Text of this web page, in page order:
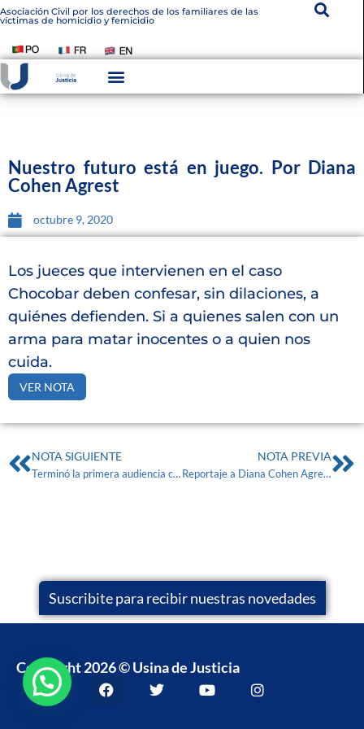
Asociación Civil por los derechos de los familiares de las
víctimas de homicidio y femicidio
Nuestro futuro está en juego. Por Diana
Cohen Agrest
octubre 9, 2020
Los jueces que intervienen en el caso
Chocobar deben confesar, sin dilaciones, a
quiénes defienden. Si a quienes salen con un
arma para matar inocentes o a quien nos
cuida.
VER NOTA
NOTA SIGUIENTE
Terminó la primera audiencia contra Chocobar: la defensa pidió la suspensión del juicio
NOTA PREVIA
Reportaje a Diana Cohen Agrest en Radio Nihuil Mendoza.
Suscribite para recibir nuestras novedades
Copyright 2026 © Usina de Justicia